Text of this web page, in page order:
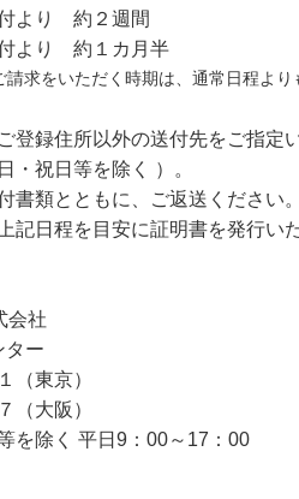
より 約２週間
より 約１カ月半
求をいただく時期は、通常日程よ
登録住所以外の送付先をご指
・祝日等を除く ）。
書類とともに、ご返送ください
記日程を目安に証明書を発行い
会社
ター
１（東京）
（大阪）
を除く 平日9：00～17：00